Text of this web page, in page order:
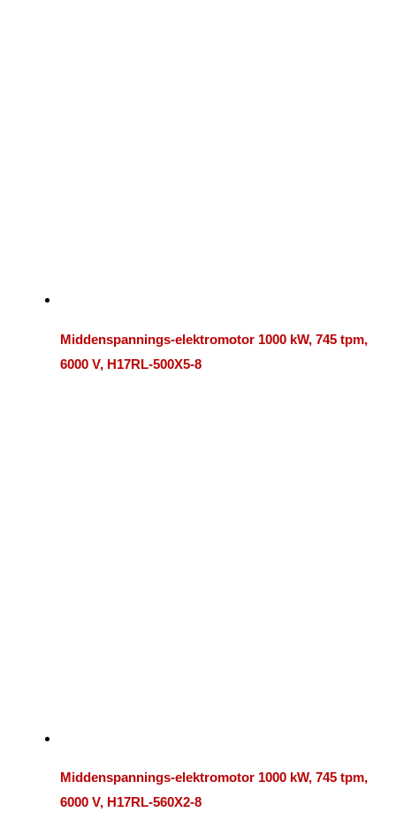
Middenspannings-elektromotor 1000 kW, 745 tpm,
6000 V, H17RL-500X5-8
Middenspannings-elektromotor 1000 kW, 745 tpm,
6000 V, H17RL-560X2-8